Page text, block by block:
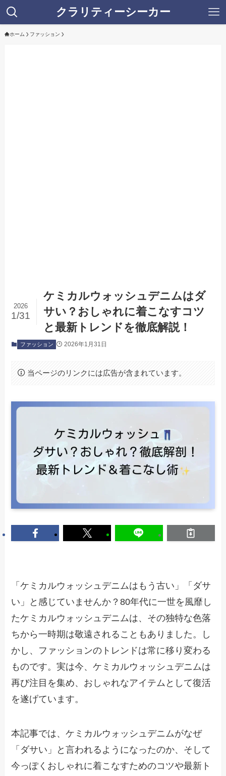
クラリティーシーカー
ホーム ファッション
ケミカルウォッシュデニムはダ
サい？おしゃれに着こなすコツ
と最新トレンドを徹底解説！
2026
1/31
ファッション 2026年1月31日
当ページのリンクには広告が含まれています。
「ケミカルウォッシュデニムはもう古い」「ダサ
い」と感じていませんか？80年代に一世を風靡し
たケミカルウォッシュデニムは、その独特な色落
ちから一時期は敬遠されることもありました。し
かし、ファッションのトレンドは常に移り変わる
ものです。実は今、ケミカルウォッシュデニムは
再び注目を集め、おしゃれなアイテムとして復活
を遂げています。
本記事では、ケミカルウォッシュデニムがなぜ
「ダサい」と言われるようになったのか、そして
今っぽくおしゃれに着こなすためのコツや最新ト